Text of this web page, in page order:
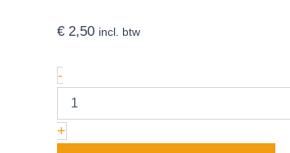
€ 2,50 incl. btw
-
+